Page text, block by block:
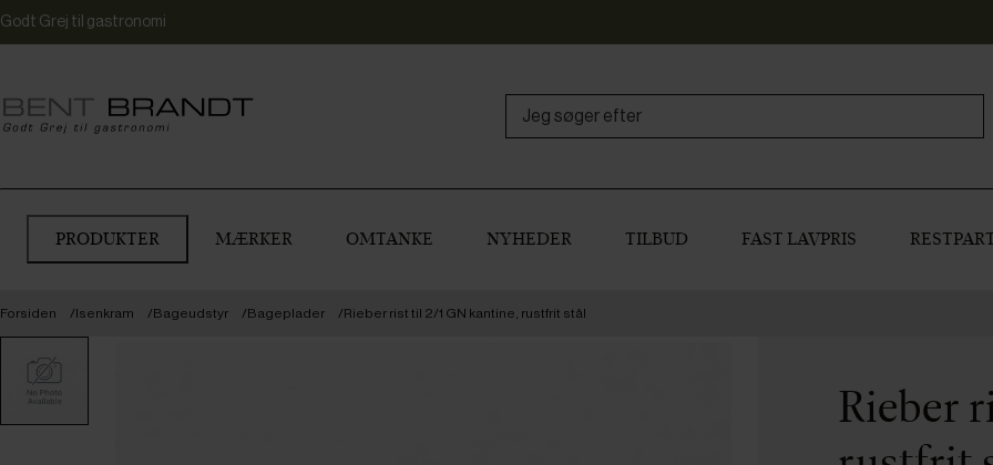
Godt Grej til gastronomi
PRODUKTER MÆRKER OMTANKE NYHEDER TILBUD FAST LAVPRIS
Forsiden Isenkram Bageudstyr Bageplader Rieber rist til 2/1 GN kantine, rustfrit stål
Rieber